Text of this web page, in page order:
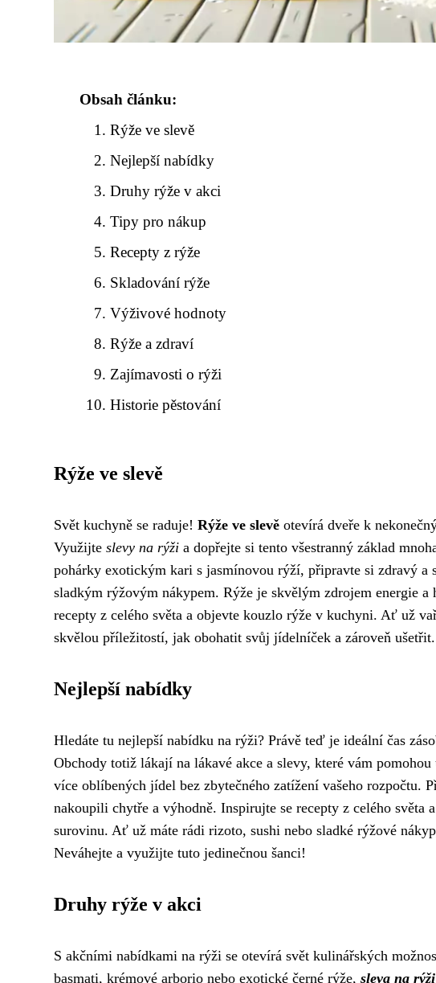
Obsah článku:
Rýže ve slevě
Nejlepší nabídky
Druhy rýže v akci
Tipy pro nákup
Recepty z rýže
Skladování rýže
Výživové hodnoty
Rýže a zdraví
Zajímavosti o rýži
Historie pěstování
Rýže ve slevě
Svět kuchyně se raduje! Rýže ve slevě otevírá dveře k
Využijte slevy na rýži a dopřejte si tento všestranný základ
pohárky exotickým kari s jasmínovou rýží, připravte si zdravý a
sladkým rýžovým nákypem. Rýže je skvělým zdrojem energie
recepty z celého světa a objevte kouzlo rýže v kuchyni. Ať už
skvělou příležitostí, jak obohatit svůj jídelníček a zároveň ušetřit.
Nejlepší nabídky
Hledáte tu nejlepší nabídku na rýži? Právě teď je ideální čas
Obchody totiž lákají na lákavé akce a slevy, které vám pomohou
více oblíbených jídel bez zbytečného zatížení vašeho rozpočtu.
nakoupili chytře a výhodně. Inspirujte se recepty z celého světa
surovinu. Ať už máte rádi rizoto, sushi nebo sladké rýžové
Neváhejte a využijte tuto jedinečnou šanci!
Druhy rýže v akci
S akčními nabídkami na rýži se otevírá svět kulinářských
basmati, krémové arborio nebo exotické černé rýže, sleva na rýži